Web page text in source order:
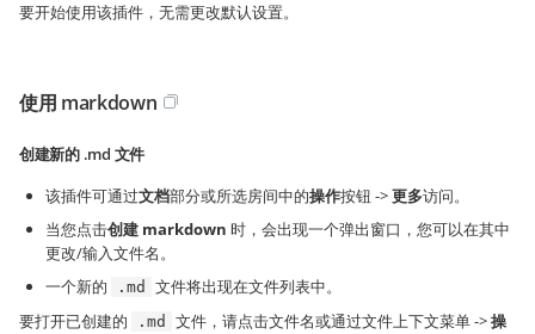
要开始使用该插件，无需更改默认设置。
使用 markdown
创建新的 .md 文件
该插件可通过文档部分或所选房间中的操作按钮 ->更多访问。
当您点击创建 markdown 时，会出现一个弹出窗口，您可以在其中
更改/输入文件名。
一个新的
.md
文件将出现在文件列表中。
要打开已创建的
.md 文件，请点击文件名或通过文件上下文菜单 ->操